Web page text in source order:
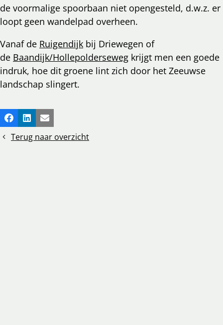
de voormalige spoorbaan niet opengesteld, d.w.z. er
loopt geen wandelpad overheen.
Vanaf de Ruigendijk bij Driewegen of
de Baandijk/Hollepolderseweg krijgt men een goede
indruk, hoe dit groene lint zich door het Zeeuwse
landschap slingert.
Deel
dit
bericht
Facebook
LinkedInE-mail
Terug naar overzicht